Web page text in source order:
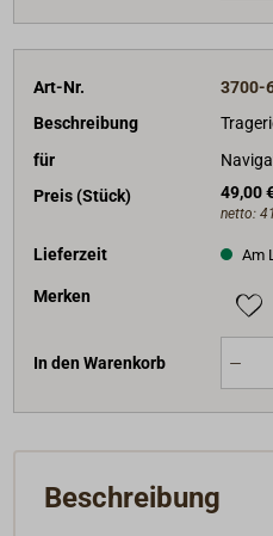
Art-Nr.
3700-
Beschreibung
für
Preis (Stück)
49,00
netto:
Lieferzeit Am
Merken
In den Warenkorb
Beschreibung